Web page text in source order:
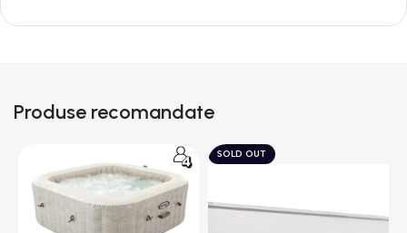
Produse recomandate
SOLD OUT